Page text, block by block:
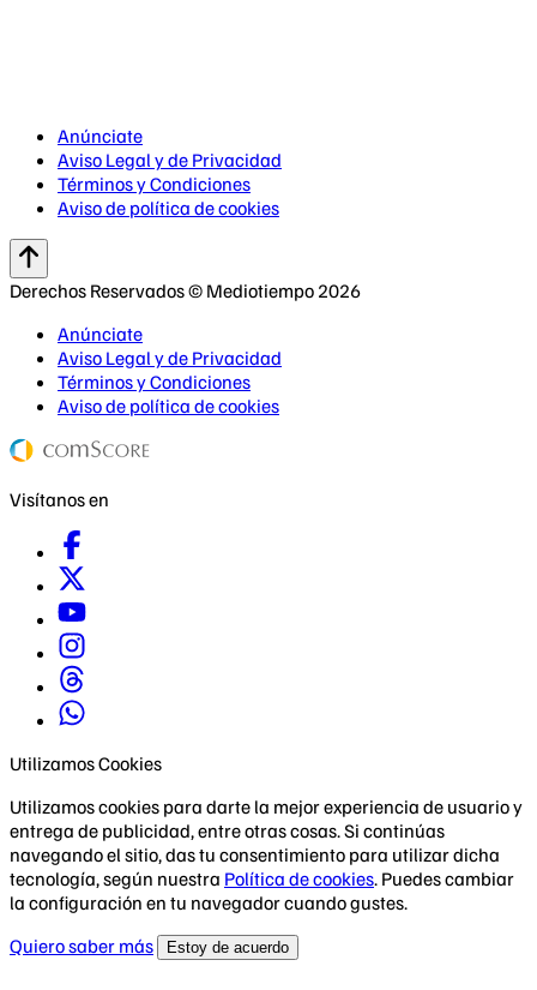
Anúnciate
Aviso Legal y de Privacidad
Términos y Condiciones
Aviso de política de cookies
Derechos Reservados © Mediotiempo 2026
Anúnciate
Aviso Legal y de Privacidad
Términos y Condiciones
Aviso de política de cookies
Visítanos en
Utilizamos Cookies
Utilizamos cookies para darte la mejor experiencia de usuario y
entrega de publicidad, entre otras cosas. Si continúas
navegando el sitio, das tu consentimiento para utilizar dicha
tecnología, según nuestra Política de cookies. Puedes cambiar
la configuración en tu navegador cuando gustes.
Quiero saber más
Estoy de acuerdo